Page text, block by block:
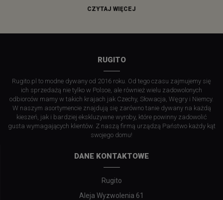
CZYTAJ WIĘCEJ
RUGITO
Rugito.pl to modne dywany od 2016 roku. Od tego czasu zajmujemy się
ich sprzedażą nie tylko w Polsce, ale również wielu zadowolonych
odbiorców mamy w takich krajach jak Czechy, Słowacja, Węgry i Niemcy.
W naszym asortymencie znajdują się zarówno tanie dywany na każdą
kieszeń, jak i bardziej ekskluzywne wyroby, które powinny zadowolić
gusta wymagających klientów. Z naszą firmą urządzą Państwo każdy kąt
swojego domu!
DANE KONTAKTOWE
Rugito
Aleja Wyzwolenia 61